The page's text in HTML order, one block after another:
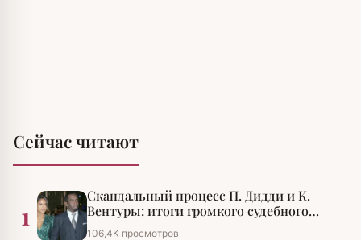
Сейчас читают
1
Скандальный процесс П. Дидди и К.
Вентуры: итоги громкого судебного
разбирательства
106,4К просмотров